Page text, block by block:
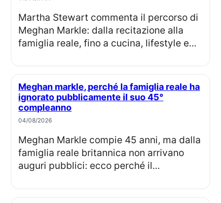
Martha Stewart commenta il percorso di
Meghan Markle: dalla recitazione alla
famiglia reale, fino a cucina, lifestyle e...
Meghan markle, perché la famiglia reale ha
ignorato pubblicamente il suo 45°
compleanno
04/08/2026
Meghan Markle compie 45 anni, ma dalla
famiglia reale britannica non arrivano
auguri pubblici: ecco perché il...